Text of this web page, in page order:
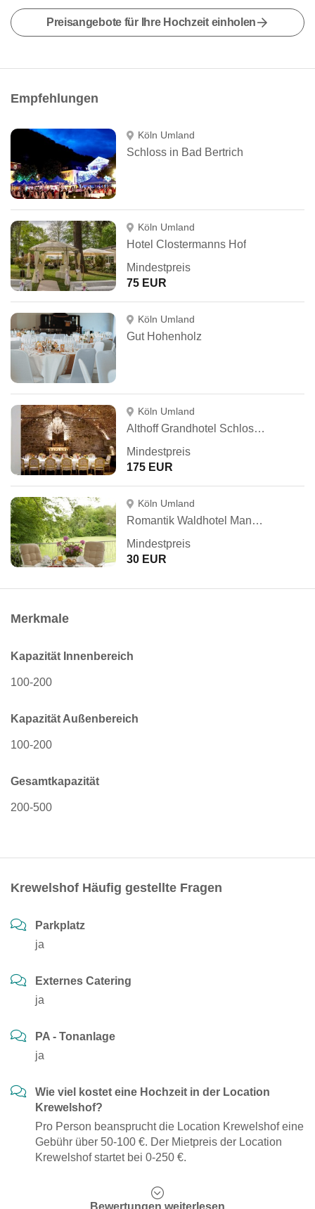
Preisangebote für Ihre Hochzeit einholen
Empfehlungen
Köln Umland
Schloss in Bad Bertrich
Köln Umland
Hotel Clostermanns Hof
Mindestpreis
75 EUR
Köln Umland
Gut Hohenholz
Köln Umland
Althoff Grandhotel Schloss Bensberg
Mindestpreis
175 EUR
Köln Umland
Romantik Waldhotel Mangold
Mindestpreis
30 EUR
Merkmale
Kapazität Innenbereich
100-200
Kapazität Außenbereich
100-200
Gesamtkapazität
200-500
Krewelshof Häufig gestellte Fragen
Parkplatz
ja
Externes Catering
ja
PA - Tonanlage
ja
Wie viel kostet eine Hochzeit in der Location
Krewelshof?
Pro Person beansprucht die Location Krewelshof eine
Gebühr über 50-100 €. Der Mietpreis der Location
Krewelshof startet bei 0-250 €.
Bewertungen weiterlesen